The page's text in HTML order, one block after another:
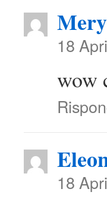
Mery
18
wow
18